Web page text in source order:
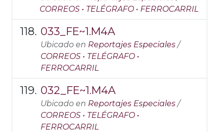
CORREOS • TELÉGRAFO • FERROCARRIL
033_FE~1.M4A
Ubicado en Reportajes Especiales /
CORREOS • TELÉGRAFO •
FERROCARRIL
032_FE~1.M4A
Ubicado en Reportajes Especiales /
CORREOS • TELÉGRAFO •
FERROCARRIL